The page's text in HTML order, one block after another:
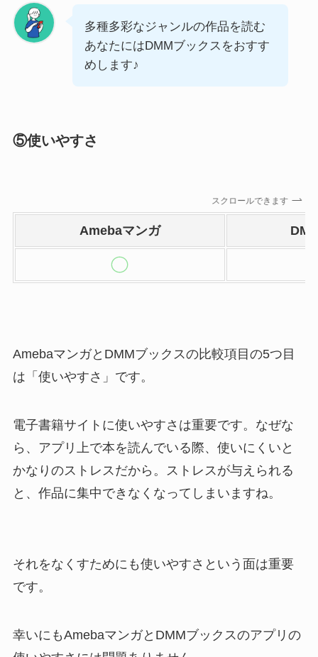
多種多彩なジャンルの作品を読む
あなたにはDMMブックスをおすす
めします♪
⑤使いやすさ
スクロールできます
Amebaマンガ
AmebaマンガとDMMブックスの比較項目の5つ目
は「使いやすさ」です。
電子書籍サイトに使いやすさは重要です。なぜな
ら、アプリ上で本を読んでいる際、使いにくいと
かなりのストレスだから。ストレスが与えられる
と、作品に集中できなくなってしまいますね。
それをなくすためにも使いやすさという面は重要
です。
幸いにもAmebaマンガとDMMブックスのアプリの